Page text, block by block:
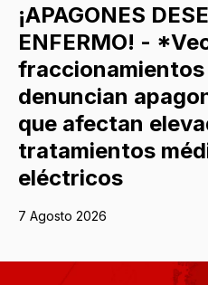
¡APAGONES
ENFERMO! -
fraccionamientos
denuncian
que afectan
tratamientos
eléctricos
7 Agosto 2026